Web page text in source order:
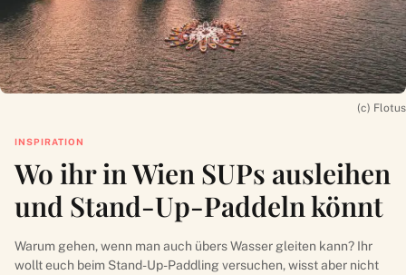
(c) Flotus
INSPIRATION
Wo ihr in Wien SUPs ausleihen
und Stand-Up-Paddeln könnt
Warum gehen, wenn man auch übers Wasser gleiten kann? Ihr
wollt euch beim Stand-Up-Paddling versuchen, wisst aber nicht